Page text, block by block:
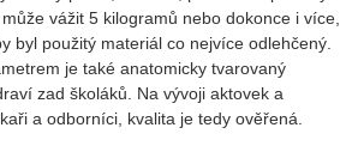
vážit 5 kilogramů nebo dokonce i více,
byl použitý materiál co nejvíce odlehčený.
je také anatomicky tvarovaný
zad školáků. Na vývoji aktovek a
a odborníci, kvalita je tedy ověřená.